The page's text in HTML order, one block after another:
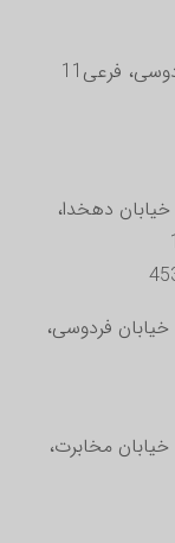
خیابان فردوسی، فرعی11
خیابان دهخدا،
خیابان فردوسی،
خیابان مخابرت،